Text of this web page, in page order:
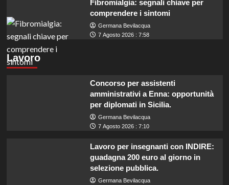
Fibromialgia: segnali chiave per
comprendere i sintomi
Germana Bevilacqua
7 Agosto 2026 : 7:58
Lavoro
Concorso per assistenti
amministrativi a Enna: opportunità
per diplomati in Sicilia.
Germana Bevilacqua
7 Agosto 2026 : 7:10
Lavoro per insegnanti con INDIRE:
guadagna 200 euro al giorno in
selezione pubblica.
Germana Bevilacqua